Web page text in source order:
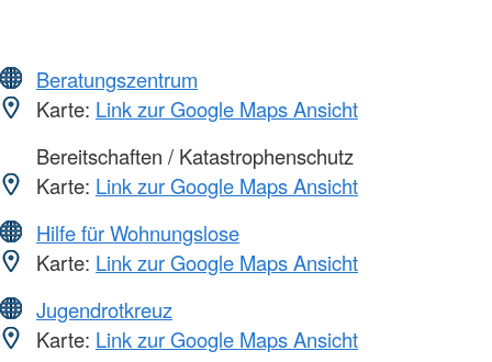
Beratungszentrum
Karte: Link zur Google Maps Ansicht
Bereitschaften / Katastrophenschutz
Karte: Link zur Google Maps Ansicht
Hilfe für Wohnungslose
Karte: Link zur Google Maps Ansicht
Jugendrotkreuz
Karte: Link zur Google Maps Ansicht